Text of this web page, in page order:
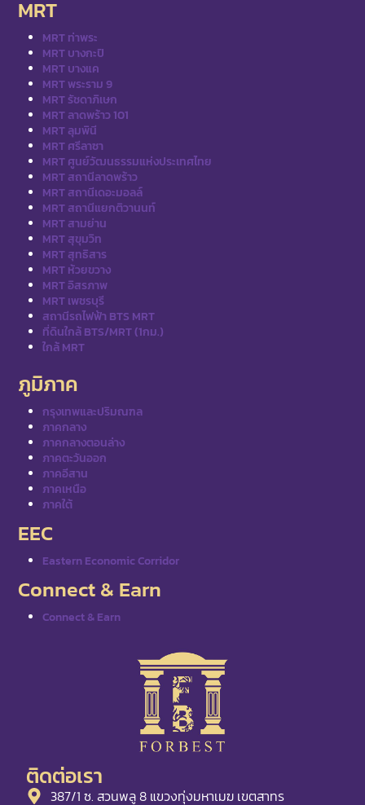
MRT
MRT ท่าพระ
MRT บางกะปิ
MRT บางแค
MRT พระราม 9
MRT รัชดาภิเษก
MRT ลาดพร้าว 101
MRT ลุมพินี
MRT ศรีลาซา
MRT ศูนย์วัฒนธรรมแห่งประเทศไทย
MRT สถานีลาดพร้าว
MRT สถานีเดอะมอลล์
MRT สถานีแยกติวานนท์
MRT สามย่าน
MRT สุขุมวิท
MRT สุทธิสาร
MRT ห้วยขวาง
MRT อิสรภาพ
MRT เพชรบุรี
สถานีรถไฟฟ้า BTS MRT
ที่ดินใกล้ BTS/MRT (1กม.)
ใกล้ MRT
ภูมิภาค
กรุงเทพและปริมณฑล
ภาคกลาง
ภาคกลางตอนล่าง
ภาคตะวันออก
ภาคอีสาน
ภาคเหนือ
ภาคใต้
EEC
Eastern Economic Corridor
Connect & Earn
Connect & Earn
ติดต่อเรา
387/1 ซ. สวนพลู 8 แขวงทุ่งมหาเมฆ เขตสาทร